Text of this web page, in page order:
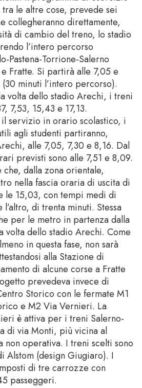
le altre cose, prevede sei
collegheranno direttamente,
di cambio del treno, lo stadio
l’intero percorso
Pastena-Torrione-Salerno
Fratte. Si partirà alle 7,05 e
minuti l’intero percorso).
volta dello stadio Arechi, i treni
7,53, 15,43 e 17,13.
servizio in orario scolastico, i
agli studenti partiranno,
alle 7,05, 7,30 e 8,16. Dal
previsti sono alle 7,51 e 8,09.
dalla zona orientale,
nella fascia oraria di uscita di
le 15,03, con tempi medi di
di trenta minuti. Stessa
per le metro in partenza dalla
volta dello stadio Arechi. Come
in questa fase, non sarà
alla Stazione di
di alcune corse a Fratte
prevedeva invece di
Storico con le fermate M1
e M2 Via Vernieri. La
è attiva per i treni Salerno-
di via Monti, più vicina al
non operativa. I treni scelti sono
Alstom (design Giugiaro). I
di tre carrozze con
passeggeri.